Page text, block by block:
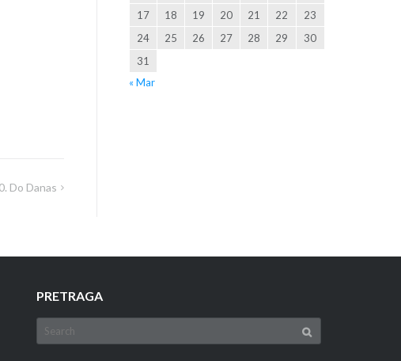
Do Danas
17
18 19 20 21 22
23
24
25 26 27 28 29
30
31
« Mar
PRETRAGA
Search
for: